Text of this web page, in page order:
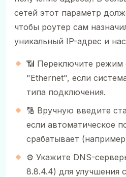
сетей этот параметр
чтобы роутер сам
уникальный IP-адрес и
📶 Переключите режим
"Ethernet", если
типа подключения.
🔢 Вручную введите
если автоматическое
срабатывает
⚙️ Укажите DNS-
8.8.4.4) для улучшения